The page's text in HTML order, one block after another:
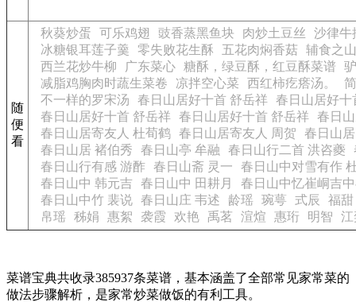
随
便
看
秋葵炒蛋 可乐鸡翅 豉香蒸黑鱼块 肉炒土豆丝
沙律牛
冰糖银耳莲子羹
零失败花生酥 五花肉焖香菇
辅食之
西兰花炒牛柳
广东菜心 糖酥，绿豆酥，红豆酥菜谱
减脂鸡胸肉时蔬生菜卷
凉拌空心菜 西红柿疙瘩汤。
不一样的罗宋汤
春日山居好十首 舒岳祥 春日山居好十
春日山居好十首 舒岳祥 春日山居好十首 舒岳祥 春日
春日山居寄友人 杜荀鹤 春日山居寄友人 周贺
春日山
春日山居 褚伯秀
春日山亭 牟融 春日山行二首 洪咨夔
春日山行有感 游酢 春日山斋 灵一
春日山中对雪有作
春日山中 韩元吉 春日山中 田耕月
春日山中忆崔峒吉
春日山中竹 裴说 春日山庄 韦述 龄瑶 琬萼 式辰
福甜
帛瑶 秭娟 惠絮 袭霞 欢艳 禹茗 渲煊 惠珩 明智 江
菜谱宝典共收录385937条菜谱，基本涵盖了全部常见家常菜的
做法步骤解析，是家常炒菜做饭的有利工具。